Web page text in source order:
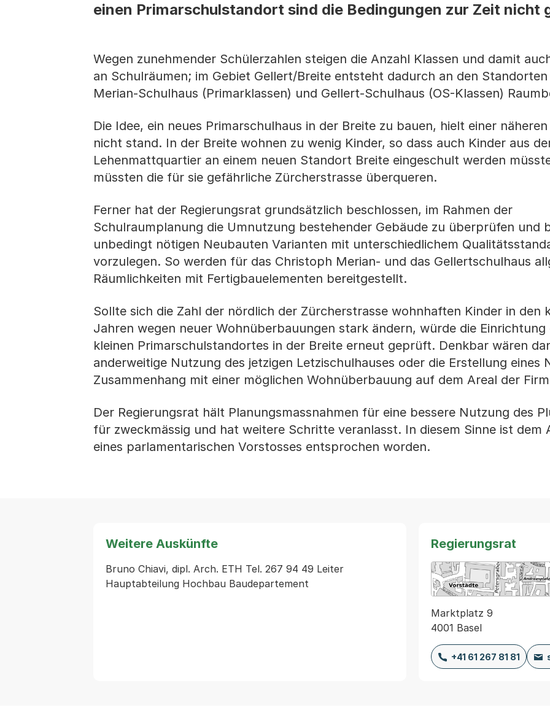
einen Primarschulstandort sind die Bedingungen zur Zeit nicht
Wegen zunehmender Schülerzahlen steigen die Anzahl Klassen und damit
an Schulräumen; im Gebiet Gellert/Breite entsteht dadurch an den
Merian-Schulhaus (Primarklassen) und Gellert-Schulhaus (OS-Klassen)
Die Idee, ein neues Primarschulhaus in der Breite zu bauen, hielt einer
nicht stand. In der Breite wohnen zu wenig Kinder, so dass auch Kinder aus
Lehenmattquartier an einem neuen Standort Breite eingeschult werden
müssten die für sie gefährliche Zürcherstrasse überqueren.
Ferner hat der Regierungsrat grundsätzlich beschlossen, im Rahmen der
Schulraumplanung die Umnutzung bestehender Gebäude zu überprüfen und
unbedingt nötigen Neubauten Varianten mit unterschiedlichem
vorzulegen. So werden für das Christoph Merian- und das Gellertschulhaus
Räumlichkeiten mit Fertigbauelementen bereitgestellt.
Sollte sich die Zahl der nördlich der Zürcherstrasse wohnhaften Kinder in den
Jahren wegen neuer Wohnüberbauungen stark ändern, würde die Einrichtung
kleinen Primarschulstandortes in der Breite erneut geprüft. Denkbar wären
anderweitige Nutzung des jetzigen Letzischulhauses oder die Erstellung eines
Zusammenhang mit einer möglichen Wohnüberbauung auf dem Areal der
Der Regierungsrat hält Planungsmassnahmen für eine bessere Nutzung des
für zweckmässig und hat weitere Schritte veranlasst. In diesem Sinne ist dem
eines parlamentarischen Vorstosses entsprochen worden.
Weitere Auskünfte
Bruno Chiavi, dipl. Arch. ETH Tel. 267 94 49 Leiter
Regierungsrat
Marktplatz 9
4001 Basel
+41 61 267 81 81